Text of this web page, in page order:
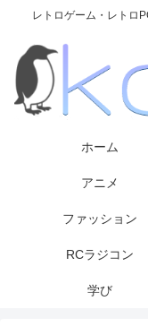
レトロゲーム・レトロ
ホーム
アニメ
ファッション
RCラジコン
学び